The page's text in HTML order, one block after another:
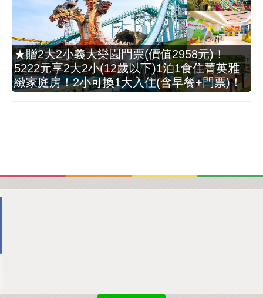
★贈2大2小義大樂園門票(價值2958元)！
5222元享2大2小(12歲以下)1泊1食住菁英雅
緻家庭房！2小可換1大入住(含早餐+門票)！